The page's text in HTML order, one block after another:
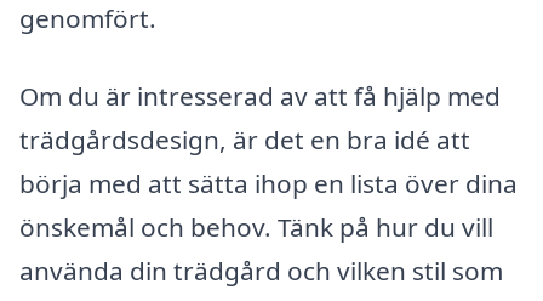
genomfört.
Om du är intresserad av att få hjälp med
trädgårdsdesign, är det en bra idé att
börja med att sätta ihop en lista över dina
önskemål och behov. Tänk på hur du vill
använda din trädgård och vilken stil som